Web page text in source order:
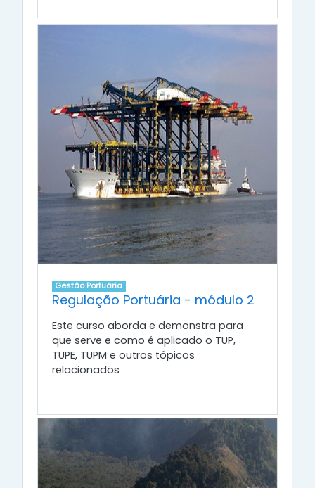
Gestão Portuária
Regulação Portuária - módulo 2
Este curso aborda e demonstra para
que serve e como é aplicado o TUP,
TUPE, TUPM e outros tópicos
relacionados